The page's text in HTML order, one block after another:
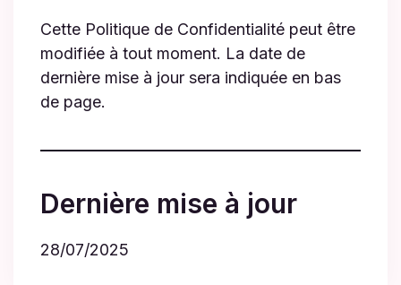
Cette Politique de Confidentialité peut être
modifiée à tout moment. La date de
dernière mise à jour sera indiquée en bas
de page.
Dernière mise à jour
28/07/2025